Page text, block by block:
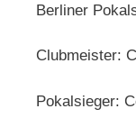
Berliner
Clubmeister:
Pokalsieger: